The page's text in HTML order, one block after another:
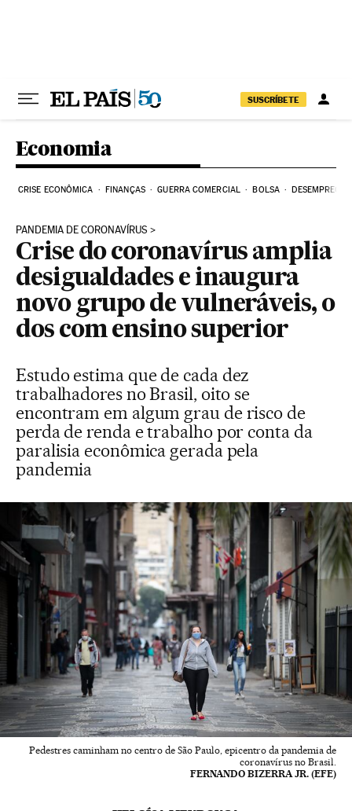
SUSCRÍBETE
Economia
CRISE ECONÔMICA FINANÇAS GUERRA COMERCIAL BOLSA DESEMPREGO
PANDEMIA DE CORONAVÍRUS
Crise do coronavírus amplia
desigualdades e inaugura
novo grupo de vulneráveis, o
dos com ensino superior
Estudo estima que de cada dez
trabalhadores no Brasil, oito se
encontram em algum grau de risco de
perda de renda e trabalho por conta da
paralisia econômica gerada pela
pandemia
Pedestres caminham no centro de São Paulo, epicentro da pandemia de
coronavírus no Brasil.
FERNANDO BIZERRA JR. (EFE)